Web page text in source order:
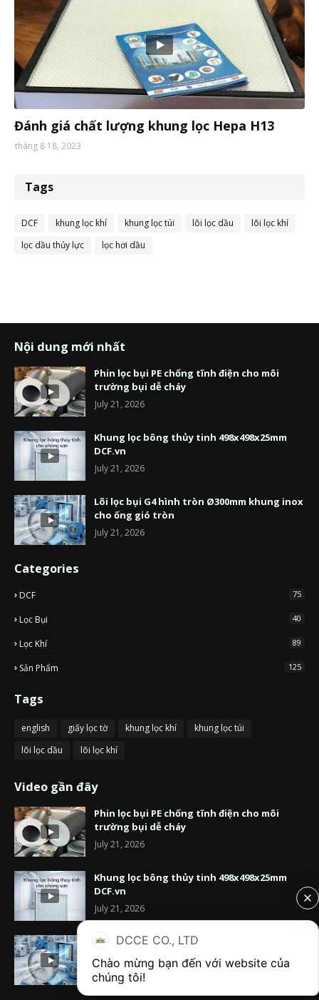
Đánh giá chất lượng khung lọc Hepa H13
tháng 8 18, 2023
Tags
DCF khung lọc khí khung lọc túi lõi lọc dầu
lõi lọc khí
lọc dầu thủy lực
lọc hơi dầu
Nội dung mới nhất
Phin lọc bụi PE chống tĩnh điện cho môi
trường bụi dễ cháy
July 21, 2026
Khung lọc bông thủy tinh 498x498x25mm
DCF.vn
July 21, 2026
Lõi lọc bụi G4 hình tròn Ø300mm khung inox
cho ống gió tròn
July 21, 2026
Categories
DCF 75
Lọc Bụi 40
Lọc Khí 89
Sản Phẩm 125
Tags
english giấy lọc tờ khung lọc khí
khung lọc túi
lõi lọc dầu
lõi lọc khí
Video gần đây
Phin lọc bụi PE chống tĩnh điện cho môi
trường bụi dễ cháy
July 21, 2026
Khung lọc bông thủy tinh 498x498x25mm
DCF.vn
July 21, 2026
Lõi lọc bụi G4 hình tròn Ø300mm khung inox
cho ống gió tròn
July 21, 2026
DCCE CO., LTD
Chào mừng bạn đến với website của
chúng tôi!